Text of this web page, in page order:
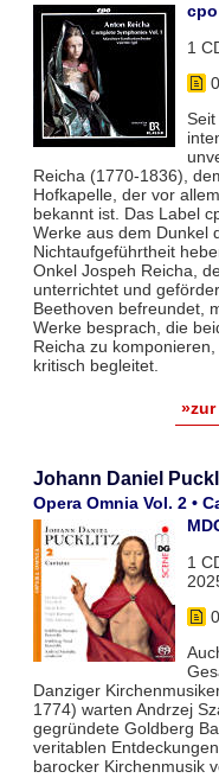
cpo
1
Reicha (1770-1836),
Hofkapelle, der vor
bekannt ist. Das Label
Werke aus dem Dunkel
Nichtaufgeführtheit
Onkel Jospeh Reicha,
unterrichtet und
Beethoven befreundet,
Werke besprach, die
Reicha zu
kritisch begleitet.
Johann Daniel
Opera Omnia Vol. 2 •
1
Danziger
1774) warten Andrzej
gegründete Goldberg
veritablen
barocker Kirchenmusik